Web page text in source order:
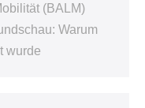
(BALM)
Warum
wurde